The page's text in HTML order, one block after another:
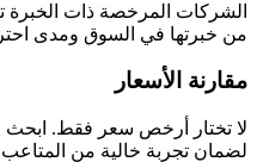
الشركات المرخصة ذات
من خبرتها في السوق ومدى
مقارنة الأسعار
لا تختار أرخص سعر فقط. ابحث
لضمان تجربة خالية من